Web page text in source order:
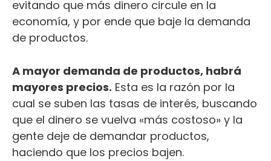
evitando que más dinero circule en la
economía, y por ende que baje la demanda
de productos.
A mayor demanda de productos, habrá
mayores precios. Esta es la razón por la
cual se suben las tasas de interés, buscando
que el dinero se vuelva «más costoso» y la
gente deje de demandar productos,
haciendo que los precios bajen.